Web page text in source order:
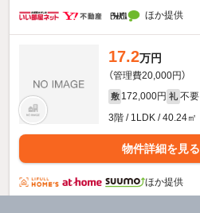
ほか提供
17.2万円
（管理費20,000円）
敷 172,000円 礼 不要
3階 / 1LDK / 40.24㎡
物件詳細を見る
ほか提供